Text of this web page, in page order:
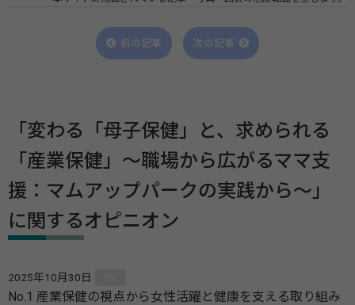
前の記事 次の記事
「変わる「母子保健」と、求められる
「産業保健」～職場から広がるママ支
援：マムアップパークの実践から～」
に関するオピニオン
2025年10月30日
No.1 産業保健の視点から女性活躍と健康を支える取り組み